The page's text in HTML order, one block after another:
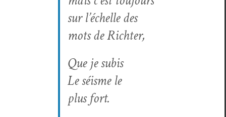
sur l’échelle des
mots de Richter,
Que je subis
Le séisme le
plus fort.